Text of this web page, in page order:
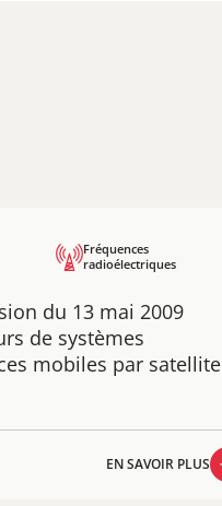
du 13 mai 2009
de systèmes
mobiles par satellite
Fréquences
radioélectriques
EN SAVOIR PLUS